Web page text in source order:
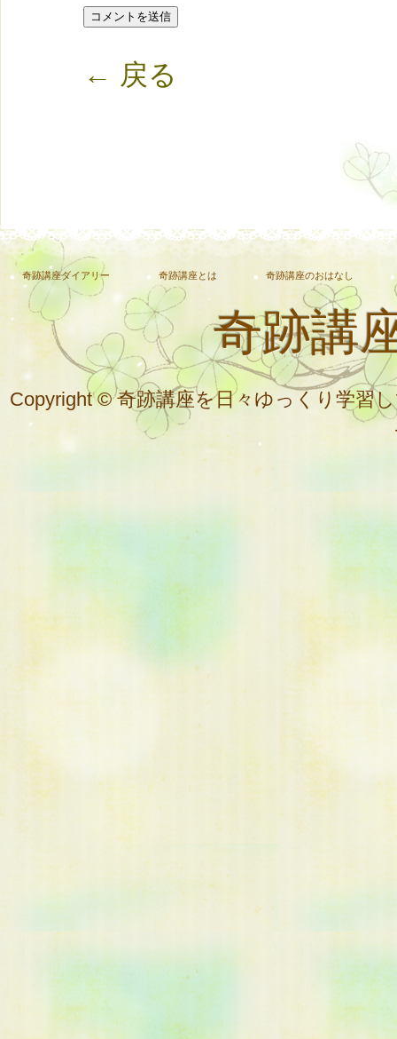
← 戻る
奇跡講座ダイアリー 奇跡講座とは 奇跡講座のおはなし
奇跡講
Copyright © 奇跡講座を日々ゆっくり学習